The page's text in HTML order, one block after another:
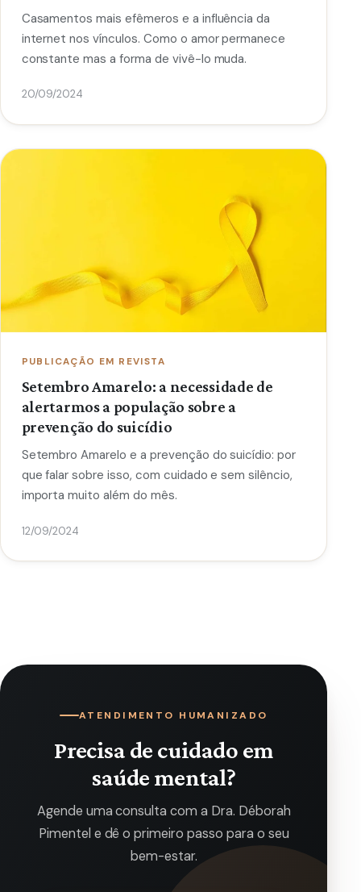
Casamentos mais efêmeros e a influência da
internet nos vínculos. Como o amor permanece
constante mas a forma de vivê-lo muda.
20/09/2024
PUBLICAÇÃO EM REVISTA
Setembro Amarelo: a necessidade de
alertarmos a população sobre a
prevenção do suicídio
Setembro Amarelo e a prevenção do suicídio: por
que falar sobre isso, com cuidado e sem silêncio,
importa muito além do mês.
12/09/2024
ATENDIMENTO HUMANIZADO
Precisa de cuidado em
saúde mental?
Agende uma consulta com a Dra. Déborah
Pimentel e dê o primeiro passo para o seu
bem-estar.